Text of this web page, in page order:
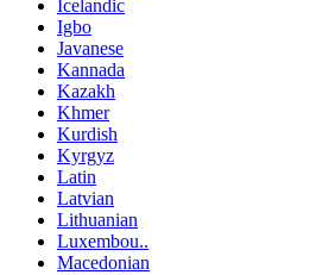
Icelandic
Igbo
Javanese
Kannada
Kazakh
Khmer
Kurdish
Kyrgyz
Latin
Latvian
Lithuanian
Luxembou..
Macedonian